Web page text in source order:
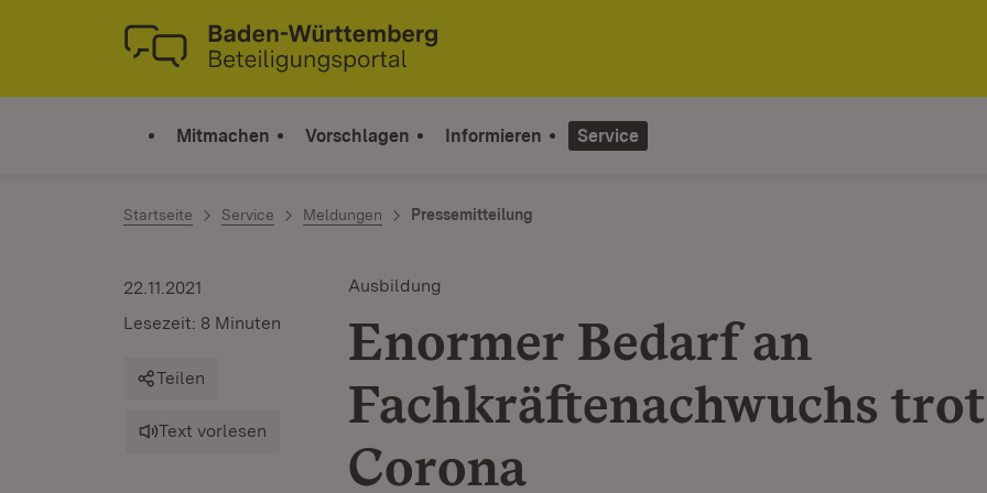
Zum Inhalt springen
Link zur Startseite
Mitmachen Vorschlagen Informieren Service
Startseite Service Meldungen Pressemitteilung
Ausbildung
Enormer Bedarf an
Fachkräftenachwuchs
Corona
22.11.2021
Lesezeit: 8 Minuten
Teilen
Text vorlesen